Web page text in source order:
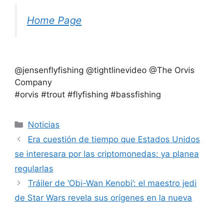
Home Page
@jensenflyfishing @tightlinevideo @The Orvis
Company
#orvis #trout #flyfishing #bassfishing
Categorías
Noticias
Era cuestión de tiempo que Estados Unidos
se interesara por las criptomonedas: ya planea
regularlas
Tráiler de ‘Obi-Wan Kenobi’: el maestro jedi
de Star Wars revela sus orígenes en la nueva